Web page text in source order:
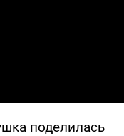
Video
поделилась